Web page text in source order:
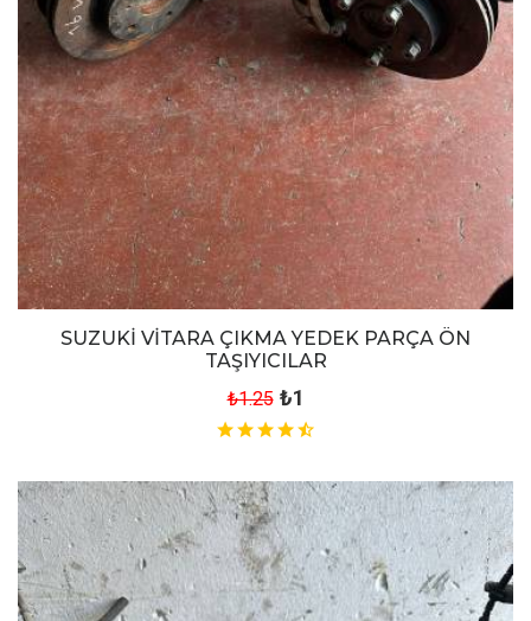
SUZUKİ VİTARA ÇIKMA YEDEK PARÇA ÖN
TAŞIYICILAR
₺1.25 ₺1